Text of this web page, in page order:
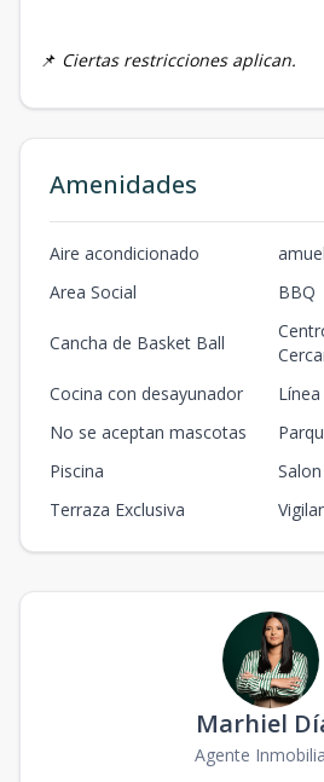
📌 Ciertas restricciones aplican.
Amenidades
Aire acondicionado
Area Social
BBQ
Cancha de Basket Ball
Cocina con desayunador
No se aceptan mascotas
Piscina
Terraza Exclusiva
Marhiel
Agente